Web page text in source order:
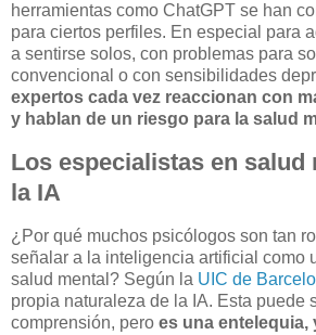
herramientas como ChatGPT se han
para ciertos perfiles. En especial para
a sentirse solos, con problemas para
convencional o con sensibilidades
expertos cada vez reaccionan con
y hablan de un riesgo para la salud
Los especialistas en salud
la IA
¿Por qué muchos psicólogos son tan
señalar a la inteligencia artificial como
salud mental? Según la UIC de
propia naturaleza de la IA. Esta puede
comprensión, pero es una entelequia,